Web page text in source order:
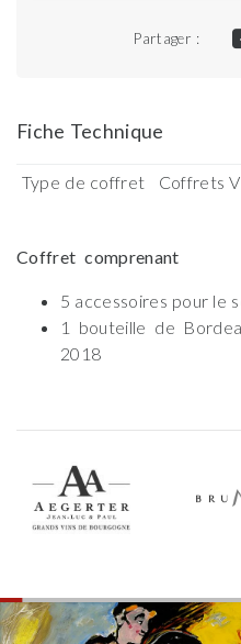
Partager :
Fiche Technique
Type de coffret Coffrets
Coffret comprenant
5 accessoires pour le
1 bouteille de
2018